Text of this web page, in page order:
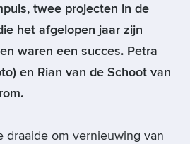
twee projecten in de
het afgelopen jaar zijn
waren een succes. Petra
en Rian van de Schoot van
draaide om vernieuwing van